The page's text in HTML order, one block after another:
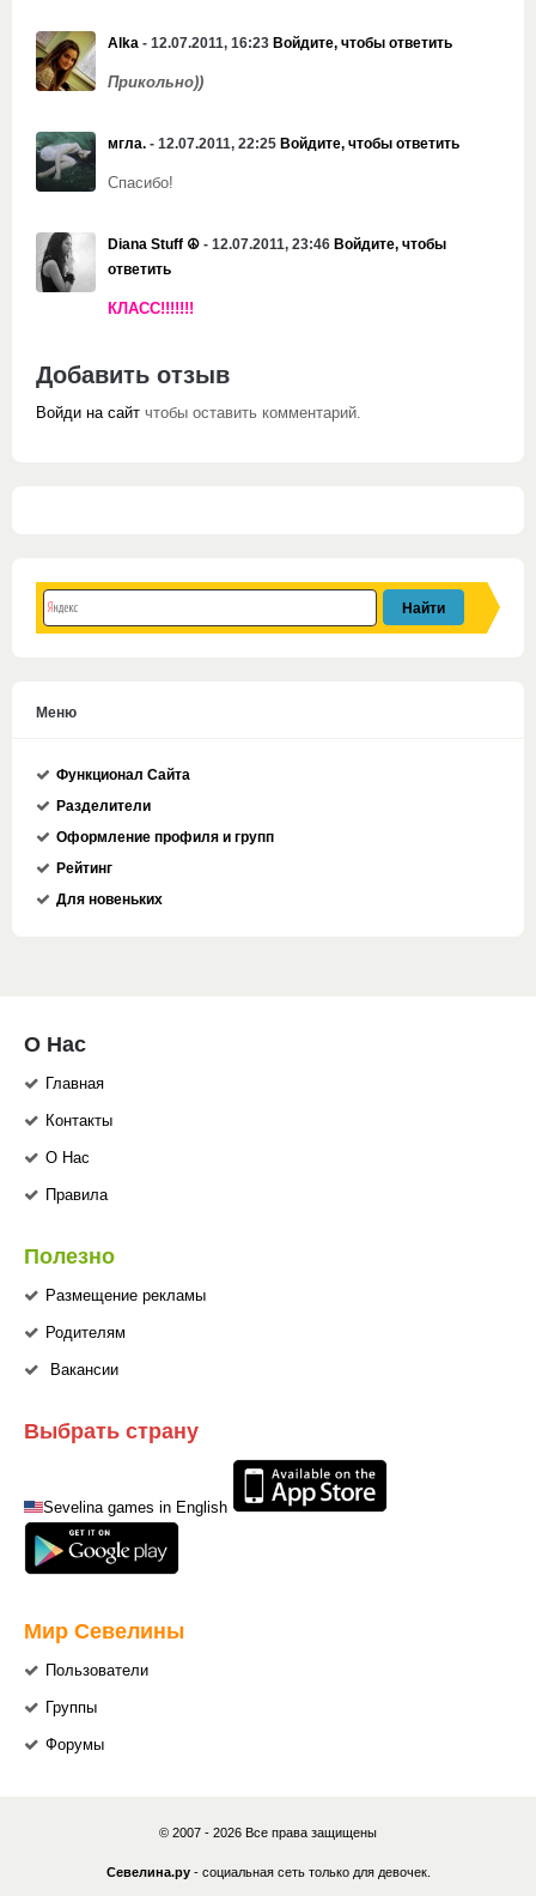
Alka - 12.07.2011, 16:23 Войдите, чтобы ответить
Прикольно))
мгла. - 12.07.2011, 22:25 Войдите, чтобы ответить
Спасибо!
Diana Stuff ☮ - 12.07.2011, 23:46 Войдите, чтобы
ответить
КЛАСС!!!!!!!
Добавить отзыв
Войди на сайт чтобы оставить комментарий.
Меню
Функционал Сайта
Разделители
Оформление профиля и групп
Рейтинг
Для новеньких
О Нас
Главная
Контакты
О Нас
Правила
Полезно
Размещение рекламы
Родителям
Вакансии
Выбрать страну
Sevelina games in English
Мир Севелины
Пользователи
Группы
Форумы
© 2007 - 2026 Все права защищены
Севелина.ру- социальная сеть только для девочек.